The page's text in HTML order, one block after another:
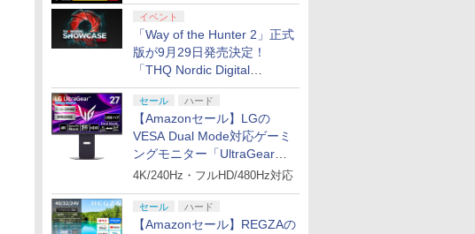
イベント
「Way of the Hunter 2」正式
版が9月29日発売決定！
「THQ Nordic Digital
Showcase 2026」まとめ
セール ハード
【Amazonセール】LGの
VESA Dual Mode対応ゲーミ
ングモニター「UltraGear
27G850A-B」がお買い得！
4K/240Hz・フルHD/480Hz対応
セール ハード
【Amazonセール】REGZAの